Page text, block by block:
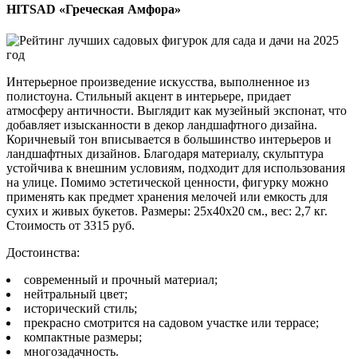
HITSAD «Греческая Амфора»
Интерьерное произведение искусства, выполненное из
полистоуна. Стильный акцент в интерьере, придает
атмосферу античности. Выглядит как музейный экспонат, что
добавляет изысканности в декор ландшафтного дизайна.
Коричневый тон вписывается в большинство интерьеров и
ландшафтных дизайнов. Благодаря материалу, скульптура
устойчива к внешним условиям, подходит для использования
на улице. Помимо эстетической ценности, фигурку можно
применять как предмет хранения мелочей или емкость для
сухих и живых букетов. Размеры: 25x40x20 см., вес: 2,7 кг.
Стоимость от 3315 руб.
Достоинства:
современный и прочный материал;
нейтральный цвет;
исторический стиль;
прекрасно смотрится на садовом участке или террасе;
компактные размеры;
многозадачность.